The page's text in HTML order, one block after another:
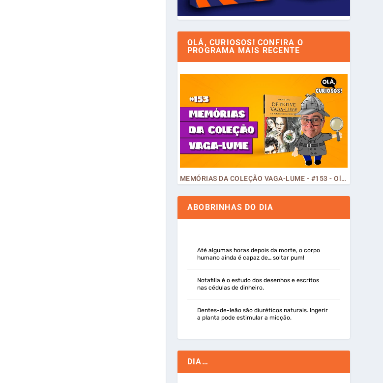
OLÁ, CURIOSOS! CONFIRA O
PROGRAMA MAIS RECENTE
MEMÓRIAS DA COLEÇÃO VAGA-LUME - #153 - Olá, Curiosos! 2023
ABOBRINHAS DO DIA
Até algumas horas depois da morte, o corpo
humano ainda é capaz de… soltar pum!
Notafilia é o estudo dos desenhos e escritos
nas cédulas de dinheiro.
Dentes-de-leão são diuréticos naturais. Ingerir
a planta pode estimular a micção.
DIA…